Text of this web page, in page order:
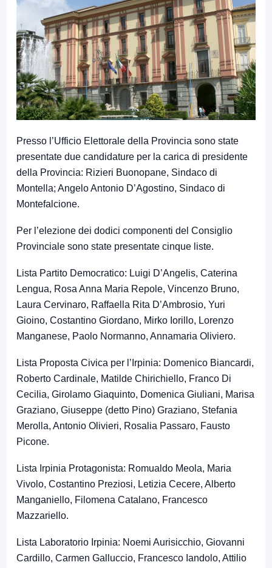
Presso l’Ufficio Elettorale della Provincia sono state
presentate due candidature per la carica di presidente
della Provincia: Rizieri Buonopane, Sindaco di
Montella; Angelo Antonio D’Agostino, Sindaco di
Montefalcione.
Per l’elezione dei dodici componenti del Consiglio
Provinciale sono state presentate cinque liste.
Lista Partito Democratico: Luigi D’Angelis, Caterina
Lengua, Rosa Anna Maria Repole, Vincenzo Bruno,
Laura Cervinaro, Raffaella Rita D’Ambrosio, Yuri
Gioino, Costantino Giordano, Mirko Iorillo, Lorenzo
Manganese, Paolo Normanno, Annamaria Oliviero.
Lista Proposta Civica per l’Irpinia: Domenico Biancardi,
Roberto Cardinale, Matilde Chirichiello, Franco Di
Cecilia, Girolamo Giaquinto, Domenica Giuliani, Marisa
Graziano, Giuseppe (detto Pino) Graziano, Stefania
Merolla, Antonio Olivieri, Rosalia Passaro, Fausto
Picone.
Lista Irpinia Protagonista: Romualdo Meola, Maria
Vivolo, Costantino Preziosi, Letizia Cecere, Alberto
Manganiello, Filomena Catalano, Francesco
Mazzariello.
Lista Laboratorio Irpinia: Noemi Aurisicchio, Giovanni
Cardillo, Carmen Galluccio, Francesco Iandolo, Attilio